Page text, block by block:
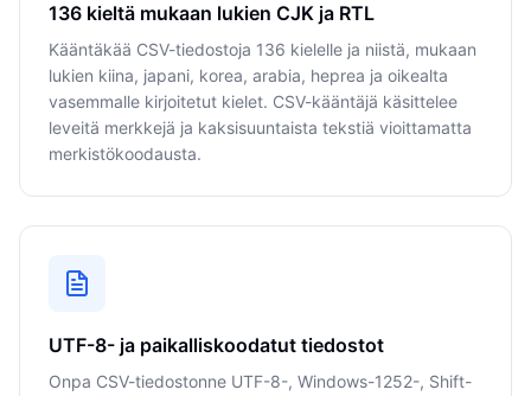
136 kieltä mukaan lukien CJK ja RTL
Kääntäkää CSV-tiedostoja 136 kielelle ja niistä, mukaan
lukien kiina, japani, korea, arabia, heprea ja oikealta
vasemmalle kirjoitetut kielet. CSV-kääntäjä käsittelee
leveitä merkkejä ja kaksisuuntaista tekstiä vioittamatta
merkistökoodausta.
UTF-8- ja paikalliskoodatut tiedostot
Onpa CSV-tiedostonne UTF-8-, Windows-1252-, Shift-